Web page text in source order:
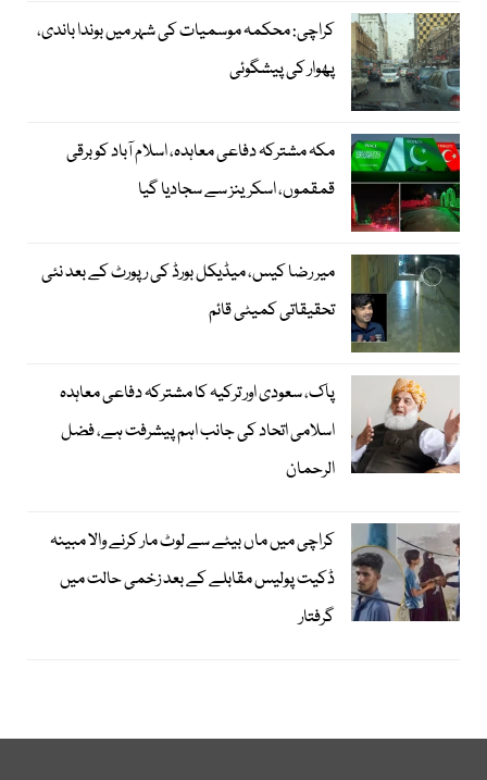
کراچی: محکمہ موسمیات کی شہر میں بوندا باندی،
پھوار کی پیشگوئی
مکہ مشترکہ دفاعی معاہدہ، اسلام آباد کو برقی
قمقموں، اسکرینز سے سجادیا گیا
میر رضا کیس، میڈیکل بورڈ کی رپورٹ کے بعد نئی
تحقیقاتی کمیٹی قائم
پاک، سعودی اور ترکیہ کا مشترکہ دفاعی معاہدہ
اسلامی اتحاد کی جانب اہم پیشرفت ہے، فضل
الرحمان
کراچی میں ماں بیٹے سے لوٹ مار کرنے والا مبینہ
ڈکیت پولیس مقابلے کے بعد زخمی حالت میں
گرفتار